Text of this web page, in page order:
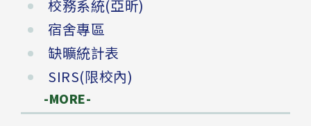
校務系統(亞昕)
宿舍專區
缺曠統計表
SIRS(限校內)
-MORE-